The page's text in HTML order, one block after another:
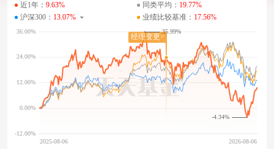
近1年： 9.63% 同类平均： 19.77%
沪深300： 13.07% 业绩比较基准： 17.56%
-4.34%
35.99%